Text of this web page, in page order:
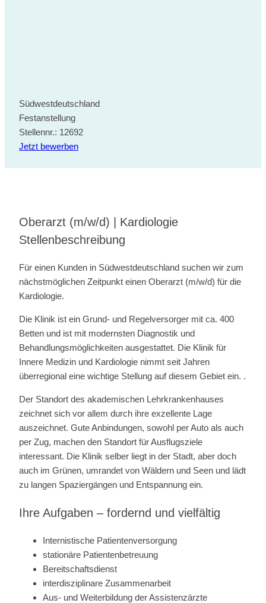
Südwestdeutschland
Festanstellung
Stellennr.: 12692
Jetzt bewerben
Oberarzt (m/w/d) | Kardiologie
Stellenbeschreibung
Für einen Kunden in Südwestdeutschland suchen wir zum
nächstmöglichen Zeitpunkt einen Oberarzt (m/w/d) für die
Kardiologie.
Die Klinik ist ein Grund- und Regelversorger mit ca. 400
Betten und ist mit modernsten Diagnostik und
Behandlungsmöglichkeiten ausgestattet. Die Klinik für
Innere Medizin und Kardiologie nimmt seit Jahren
überregional eine wichtige Stellung auf diesem Gebiet ein. .
Der Standort des akademischen Lehrkrankenhauses
zeichnet sich vor allem durch ihre exzellente Lage
auszeichnet. Gute Anbindungen, sowohl per Auto als auch
per Zug, machen den Standort für Ausflugsziele
interessant. Die Klinik selber liegt in der Stadt, aber doch
auch im Grünen, umrandet von Wäldern und Seen und lädt
zu langen Spaziergängen und Entspannung ein.
Ihre Aufgaben – fordernd und vielfältig
Internistische Patientenversorgung
stationäre Patientenbetreuung
Bereitschaftsdienst
interdisziplinare Zusammenarbeit
Aus- und Weiterbildung der Assistenzärzte